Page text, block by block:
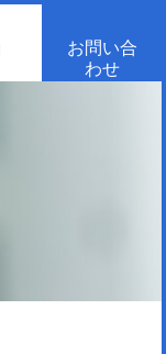
お問い合
わせ